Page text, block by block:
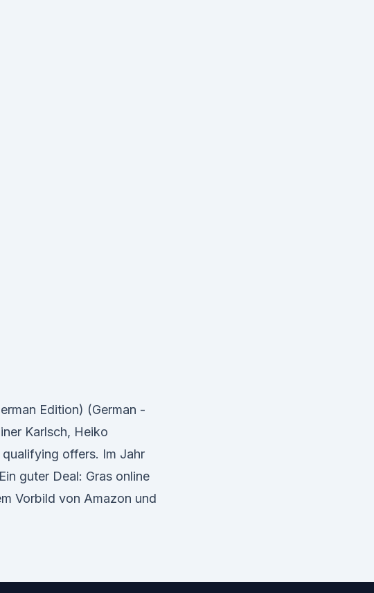
Edition) (German -
Karlsch, Heiko
offers. Im Jahr
guter Deal: Gras online
Vorbild von Amazon und